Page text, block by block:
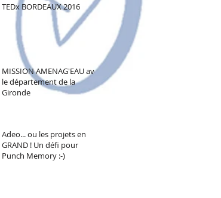
TEDx BORDEAUX 2016
MISSION AMENAG'EAU avec
le département de la
Gironde
Adeo... ou les projets en
GRAND ! Un défi pour
Punch Memory :-)